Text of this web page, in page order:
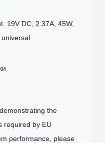
19V DC, 2.37A, 45W,
universal
the
required by EU
performance, please